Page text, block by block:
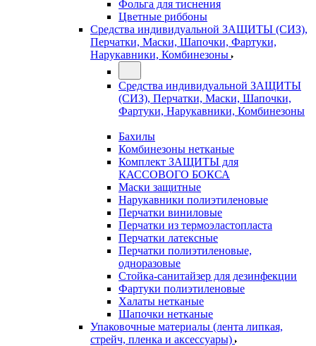
Фольга для тиснения
Цветные риббоны
Средства индивидуальной ЗАЩИТЫ (СИЗ),
Перчатки, Маски, Шапочки, Фартуки,
Нарукавники, Комбинезоны
Средства индивидуальной ЗАЩИТЫ
(СИЗ), Перчатки, Маски, Шапочки,
Фартуки, Нарукавники, Комбинезоны
Бахилы
Комбинезоны нетканые
Комплект ЗАЩИТЫ для
КАССОВОГО БОКСА
Маски защитные
Нарукавники полиэтиленовые
Перчатки виниловые
Перчатки из термоэластопласта
Перчатки латексные
Перчатки полиэтиленовые,
одноразовые
Стойка-санитайзер для дезинфекции
Фартуки полиэтиленовые
Халаты нетканые
Шапочки нетканые
Упаковочные материалы (лента липкая,
стрейч, пленка и аксессуары)